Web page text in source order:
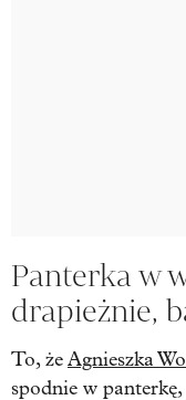
Panterka w
drapieżnie,
To, żeAgnieszka
spodnie w